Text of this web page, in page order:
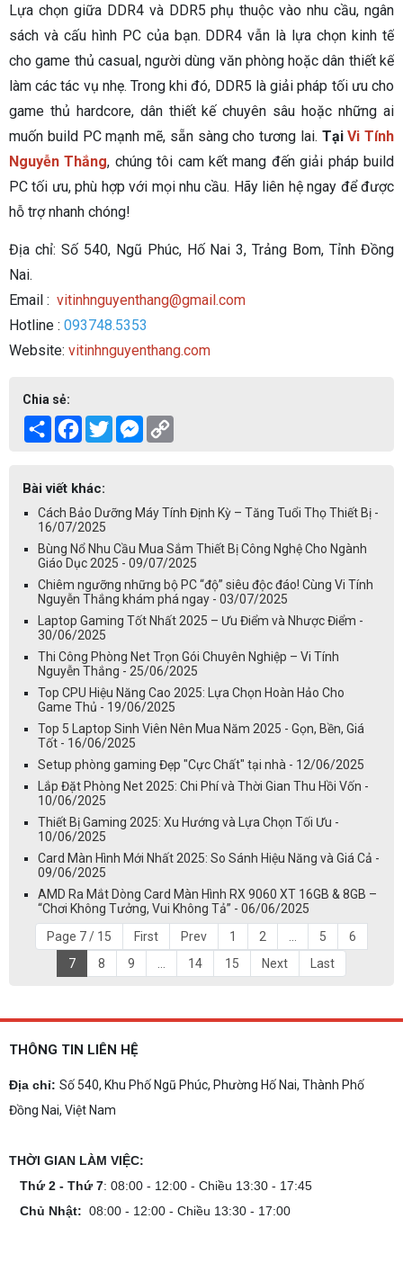
Lựa chọn giữa DDR4 và DDR5 phụ thuộc vào nhu cầu, ngân
sách và cấu hình PC của bạn. DDR4 vẫn là lựa chọn kinh tế
cho game thủ casual, người dùng văn phòng hoặc dân thiết kế
làm các tác vụ nhẹ. Trong khi đó, DDR5 là giải pháp tối ưu cho
game thủ hardcore, dân thiết kế chuyên sâu hoặc những ai
muốn build PC mạnh mẽ, sẵn sàng cho tương lai. TạiVi Tính
Nguyễn Thắng, chúng tôi cam kết mang đến giải pháp build
PC tối ưu, phù hợp với mọi nhu cầu. Hãy liên hệ ngay để được
hỗ trợ nhanh chóng!
Địa chỉ: Số 540, Ngũ Phúc, Hố Nai 3, Trảng Bom, Tỉnh Đồng
Nai.
Email : vitinhnguyenthang@gmail.com
Hotline : 093748.5353
Website: vitinhnguyenthang.com
Chia sẻ:
Share Facebook
TwitterMessenger
Bài viết khác:
Cách Bảo Dưỡng Máy Tính Định Kỳ – Tăng Tuổi Thọ Thiết Bị -
16/07/2025
Bùng Nổ Nhu Cầu Mua Sắm Thiết Bị Công Nghệ Cho Ngành
Giáo Dục 2025 - 09/07/2025
Chiêm ngưỡng những bộ PC “độ” siêu độc đáo! Cùng Vi Tính
Nguyễn Thắng khám phá ngay - 03/07/2025
Laptop Gaming Tốt Nhất 2025 – Ưu Điểm và Nhược Điểm -
30/06/2025
Thi Công Phòng Net Trọn Gói Chuyên Nghiệp – Vi Tính
Nguyễn Thắng - 25/06/2025
Top CPU Hiệu Năng Cao 2025: Lựa Chọn Hoàn Hảo Cho
Game Thủ - 19/06/2025
Top 5 Laptop Sinh Viên Nên Mua Năm 2025 - Gọn, Bền, Giá
Tốt - 16/06/2025
Setup phòng gaming Đẹp "Cực Chất" tại nhà - 12/06/2025
Lắp Đặt Phòng Net 2025: Chi Phí và Thời Gian Thu Hồi Vốn -
10/06/2025
Thiết Bị Gaming 2025: Xu Hướng và Lựa Chọn Tối Ưu -
10/06/2025
Card Màn Hình Mới Nhất 2025: So Sánh Hiệu Năng và Giá Cả -
09/06/2025
AMD Ra Mắt Dòng Card Màn Hình RX 9060 XT 16GB & 8GB –
“Chơi Không Tưởng, Vui Không Tả” - 06/06/2025
Page 7 / 15
First Prev 1 2 5
6
7
8 9 14 15 Next Last
THÔNG TIN LIÊN HỆ
Địa chỉ: Số 540, Khu Phố Ngũ Phúc, Phường Hố Nai, Thành Phố
Đồng Nai, Việt Nam
THỜI GIAN LÀM VIỆC:
Thứ 2 - Thứ 7: 08:00 - 12:00 - Chiều 13:30 - 17:45
Chủ Nhật: 08:00 - 12:00 - Chiều 13:30 - 17:00